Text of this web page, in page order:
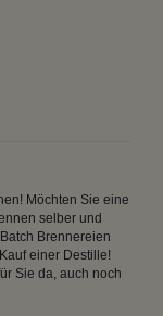
Möchten Sie eine
selber und
Brennereien
einer Destille!
Sie da, auch noch